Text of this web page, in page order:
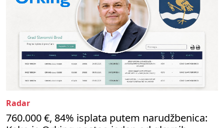
Radar
760.000 €, 84% isplata putem narudžbenica: